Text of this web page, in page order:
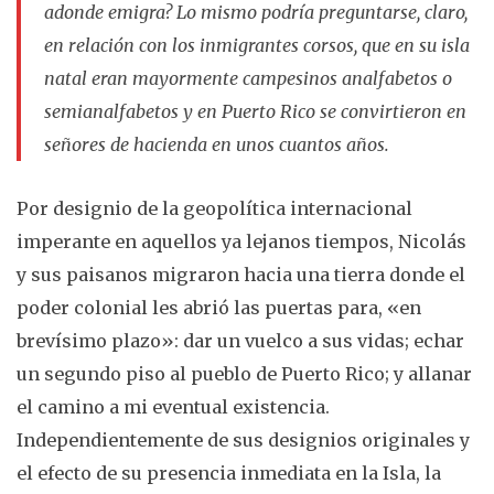
adonde emigra? Lo mismo podría preguntarse, claro,
en relación con los inmigrantes corsos, que en su isla
natal eran mayormente campesinos analfabetos o
semianalfabetos y en Puerto Rico se convirtieron en
señores de hacienda en unos cuantos años.
Por designio de la geopolítica internacional
imperante en aquellos ya lejanos tiempos, Nicolás
y sus paisanos migraron hacia una tierra donde el
poder colonial les abrió las puertas para, «en
brevísimo plazo»: dar un vuelco a sus vidas; echar
un segundo piso al pueblo de Puerto Rico; y allanar
el camino a mi eventual existencia.
Independientemente de sus designios originales y
el efecto de su presencia inmediata en la Isla, la